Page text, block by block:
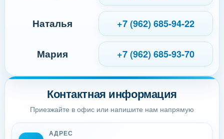
Контактная информация
Приезжайте в офис или напишите нам напрямую
АДРЕС
Наталья +7 (962) 685-94-22
Мария +7 (962) 685-93-70